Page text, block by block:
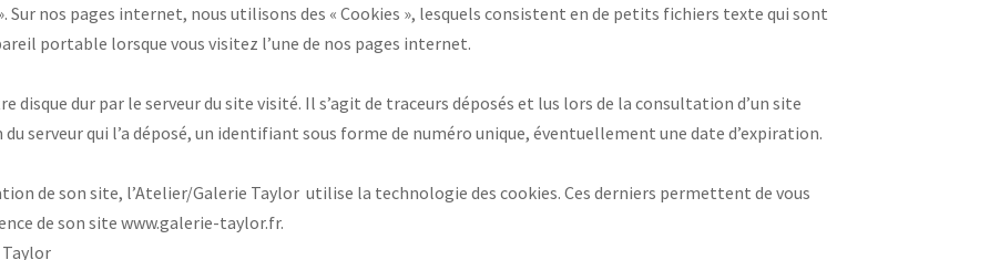
Sur nos pages internet, nous utilisons des « Cookies », lesquels consistent en de petits fichiers texte qui sont
portable lorsque vous visitez l’une de nos pages internet.
disque dur par le serveur du site visité. Il s’agit de traceurs déposés et lus lors de la consultation d’un site
serveur qui l’a déposé, un identifiant sous forme de numéro unique, éventuellement une date d’expiration.
de son site, l’Atelier/Galerie Taylor utilise la technologie des cookies. Ces derniers permettent de vous
de son site www.galerie-taylor.fr.
Taylor